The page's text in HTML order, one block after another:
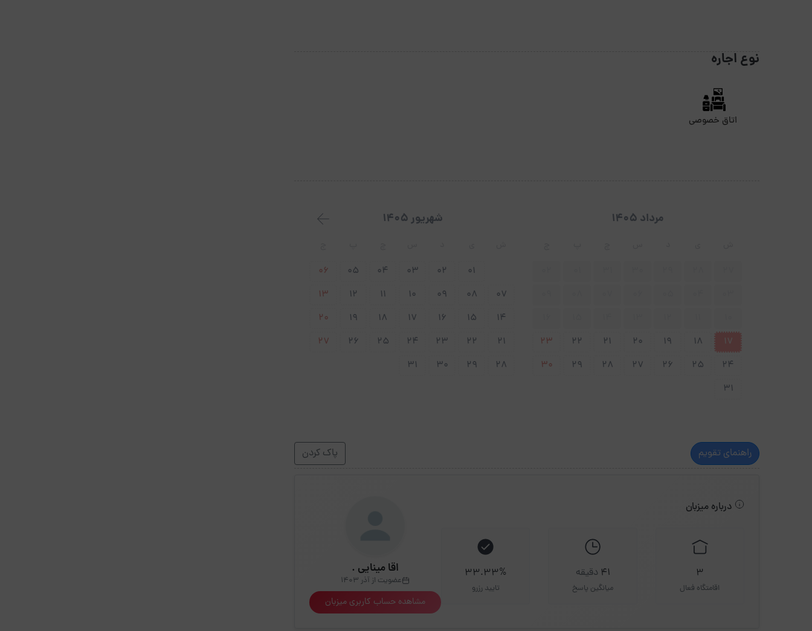
نوع اجاره
اتاق خصوصی
مرداد 1405
17
18
19
20
21
22
23
24
25
26
27
28
29
30
31
شهریور 1405
01
02
03
04
05
06
07
08
09
10
11
12
13
14
15
16
17
18
19
20
21
22
23
24
25
26
27
28
29
30
31
راهنمای تقویم پاک کردن
اقا مینایی .
عضویت از آذر 1403
مشاهده حساب کاربری میزبان
درباره میزبان
3
اقامتگاه فعال
41 دقیقه
میانگین پاسخ
33.33%
تایید رزرو